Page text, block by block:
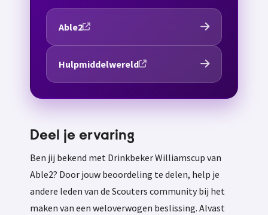
Able2
Hulpmiddelwereld
Deel je ervaring
Ben jij bekend met Drinkbeker Williamscup van
Able2? Door jouw beoordeling te delen, help je
andere leden van de Scouters community bij het
maken van een weloverwogen beslissing. Alvast